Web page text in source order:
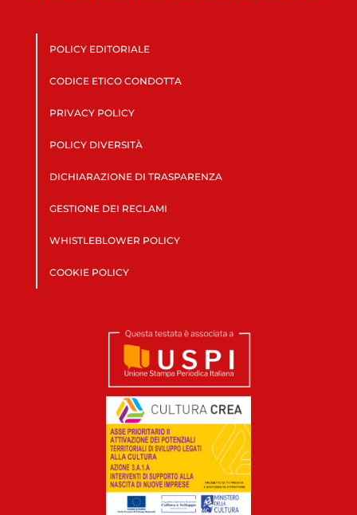
POLICY EDITORIALE
CODICE ETICO CONDOTTA
PRIVACY POLICY
POLICY DIVERSITÀ
DICHIARAZIONE DI TRASPARENZA
GESTIONE DEI RECLAMI
WHISTLEBLOWER POLICY
COOKIE POLICY